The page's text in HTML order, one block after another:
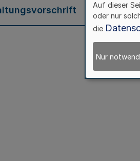
Auf dieser
oder nur
die
Nur